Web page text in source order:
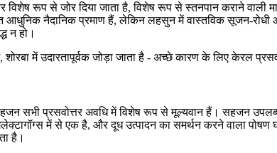
रूप से जोर दिया जाता है, विशेष रूप से स्तनपान कराने
नैदानिक ​​​​प्रमाण हैं, लेकिन लहसुन में वास्तविक सूजन-रोधी और
न हो।
में उदारतापूर्वक जोड़ा जाता है - अच्छे कारण के लिए केरल
सभी प्रसवोत्तर अवधि में विशेष रूप से मूल्यवान हैं। सहजन
में से एक है, और दूध उत्पादन का समर्थन करने वाला
है।